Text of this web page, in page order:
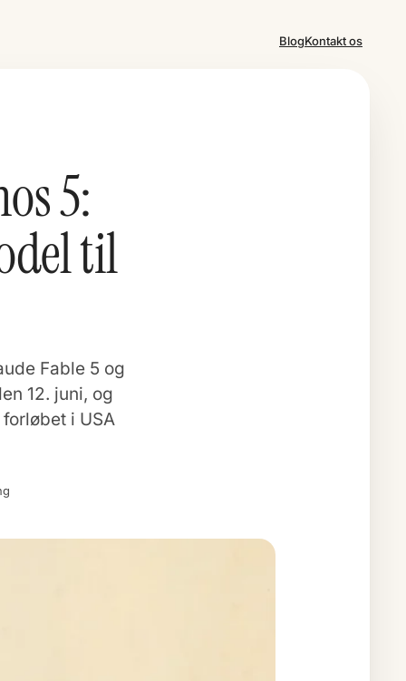
BlogKontakt os
5:
til
Fable 5 og
12. juni, og
i USA